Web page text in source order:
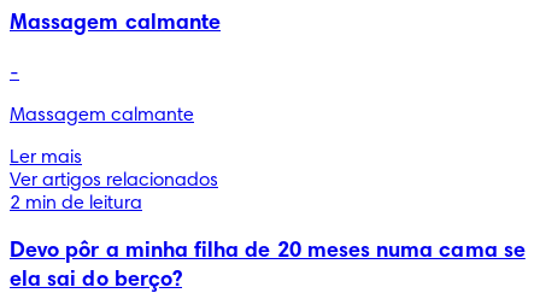
Massagem calmante
-
Ler mais
Ver artigos relacionados
2 min de leitura
Devo pôr a minha filha de 20 meses numa cama se
ela sai do berço?